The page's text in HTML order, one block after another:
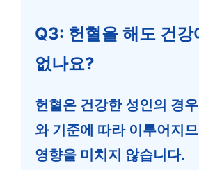
Q3: 헌혈을 해도 건강
없나요?
헌혈은 건강한 성인의 경
와 기준에 따라 이루어지
영향을 미치지 않습니다.